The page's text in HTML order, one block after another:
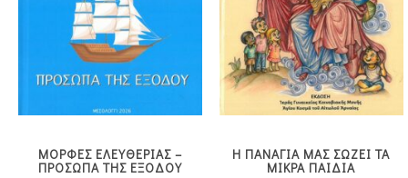
ΜΟΡΦΕΣ ΕΛΕΥΘΕΡΙΑΣ –
ΠΡΟΣΩΠΑ ΤΗΣ ΕΞΟΔΟΥ
Η ΠΑΝΑΓΙΑ ΜΑΣ ΣΩΖΕΙ ΤΑ
ΜΙΚΡΑ ΠΑΙΔΙΑ